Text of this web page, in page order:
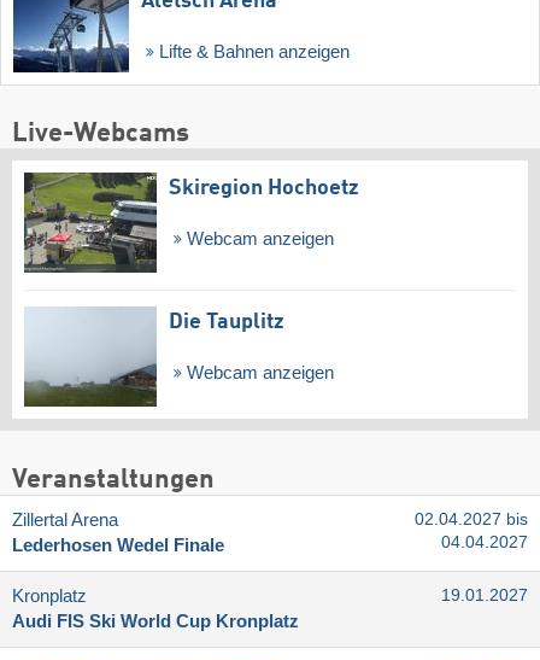
Lifte & Bahnen anzeigen
Live-Webcams
Skiregion Hochoetz
Webcam anzeigen
Die Tauplitz
Webcam anzeigen
Veranstaltungen
Zillertal Arena
Lederhosen Wedel Finale
02.04.2027 bis
04.04.2027
Kronplatz
Audi FIS Ski World Cup Kronplatz
19.01.2027